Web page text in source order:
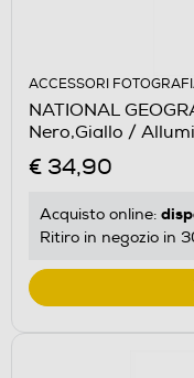
ACCESSORI
NATIONAL
Nero,Giallo /
€ 34,90
Acquisto online:
Ritiro in negozio in